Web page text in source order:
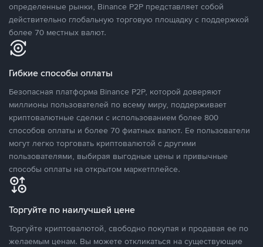
определенные рынки, Binance P2P представляет собой
действительно глобальную торговую площадку с поддержкой
более 70 местных валют.
Гибкие способы оплаты
Безопасная платформа Binance P2P, которой доверяют
миллионы пользователей по всему миру, поддерживает
криптовалютные сделки с использованием более 800
способов оплаты и более 70 фиатных валют. Ее пользователи
могут легко торговать криптовалютой с другими
пользователями, выбирая выгодные цены и привычные
способы оплаты на открытом маркетплейсе.
Торгуйте по наилучшей цене
Торгуйте криптовалютой, свободно покупая и продавая ее по
желаемым ценам. Вы можете откликаться на существующие